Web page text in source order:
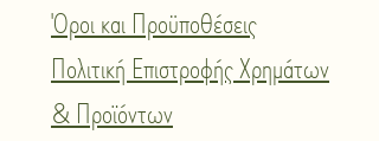
Όροι και Προϋποθέσεις
Πολιτική Επιστροφής Χρημάτων
& Προϊόντων